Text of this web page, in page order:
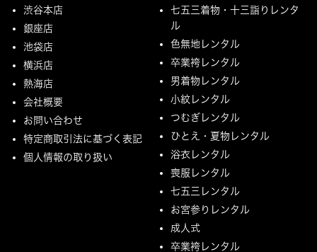
渋谷本店
銀座店
池袋店
横浜店
熱海店
会社概要
お問い合わせ
特定商取引法に基づく表記
個人情報の取り扱い
七五三着物・十三詣りレンタ
ル
色無地レンタル
卒業袴レンタル
男着物レンタル
小紋レンタル
つむぎレンタル
ひとえ・夏物レンタル
浴衣レンタル
喪服レンタル
七五三レンタル
お宮参りレンタル
成人式
卒業袴レンタル